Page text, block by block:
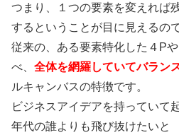
つまり、１つの要素を変えれば
するということが目に見えるので
従来の、ある要素特化した４P
べ、 全体を網羅していてバラン
ルキャンバスの特徴です。
ビジネスアイデアを持っていて
年代の誰よりも飛び抜けたいと